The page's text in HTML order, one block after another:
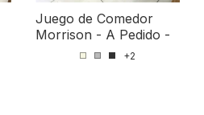
Juego de Comedor
Morrison - A Pedido -
+2